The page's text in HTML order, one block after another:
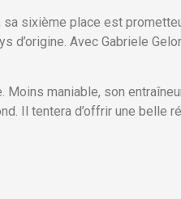
sixième place est
Avec Gabriele
maniable, son
Il tentera d’offrir une belle